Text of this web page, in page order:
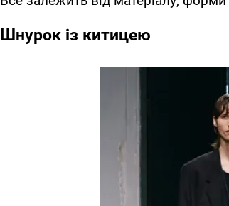
Шнурок із китицею